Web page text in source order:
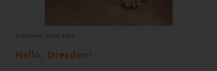
Dortmund, 03.04.2025
Hello, Dresden!